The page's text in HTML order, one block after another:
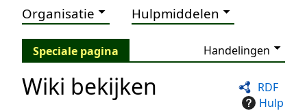
Organisatie Hulpmiddelen
Speciale pagina Handelingen
RDF
Hulp
Wiki bekijken